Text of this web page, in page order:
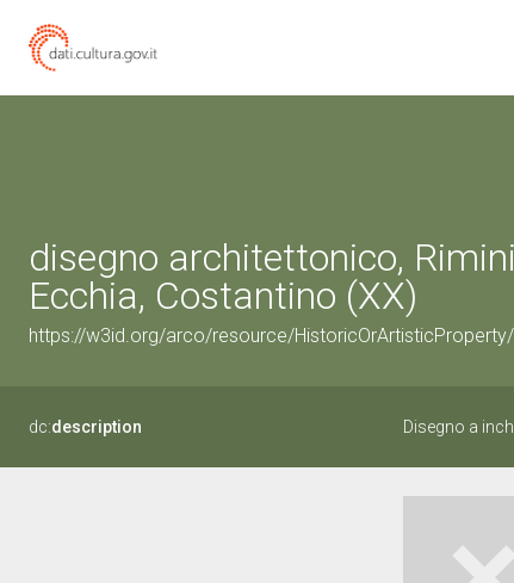
disegno architettonico,
Ecchia, Costantino (XX)
https://w3id.org/arco/resource/
dc:description Disegno a